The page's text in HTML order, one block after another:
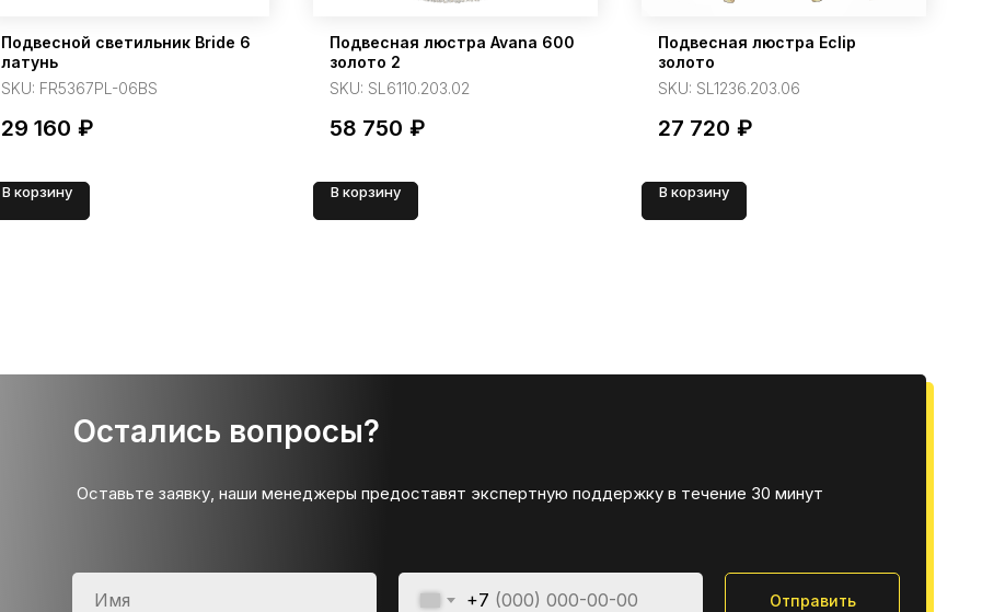
Подвесной светильник Bride 6
латунь
SKU: FR5367PL-06BS
29 160 ₽
В корзину
Подвесная люстра Avana 600
золото 2
SKU: SL6110.203.02
58 750 ₽
В корзину
Подвесная люстра Eclip
золото
SKU: SL1236.203.06
27 720 ₽
В корзину
Остались вопросы?
+7 Отправить
Оставьте заявку, наши менеджеры предоставят экспертную поддержку в течение 30 минут